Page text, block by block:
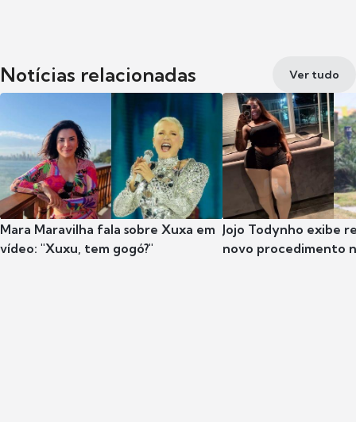
Notícias relacionadas Ver tudo
Mara Maravilha fala sobre Xuxa em
vídeo: "Xuxu, tem gogó?"
Jojo Todynho exibe
novo procedimento